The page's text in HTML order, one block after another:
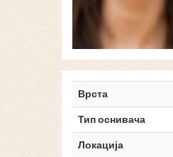
Врста
Тип оснивача
Локација